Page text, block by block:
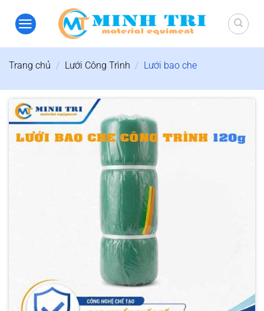
dung
Trang chủ / Lưới Công Trình / Lưới bao che